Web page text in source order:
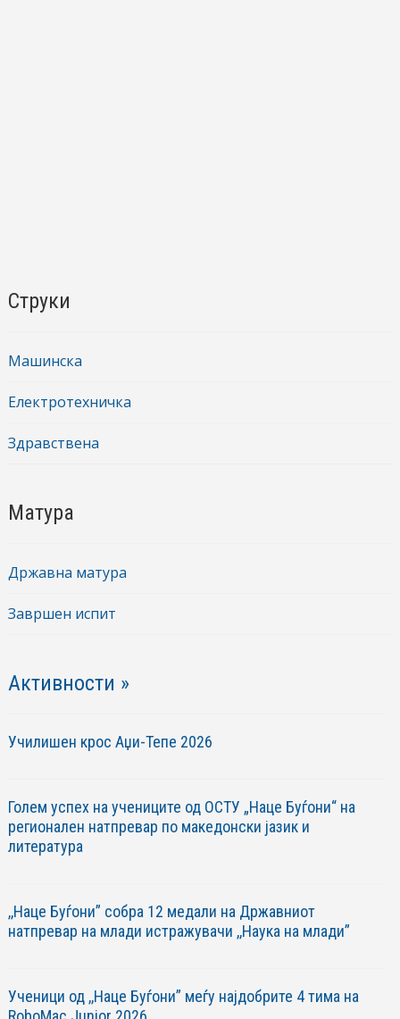
Струки
Машинска
Електротехничка
Здравствена
Матура
Државна матура
Завршен испит
Активности »
Училишен крос Аџи-Тепе 2026
Голем успех на учениците од ОСТУ „Наце Буѓони“ на
регионален натпревар по македонски јазик и
литература
,,Наце Буѓони” собра 12 медали на Државниот
натпревар на млади истражувачи ,,Наука на млади”
Ученици од ,,Наце Буѓони” меѓу најдобрите 4 тима на